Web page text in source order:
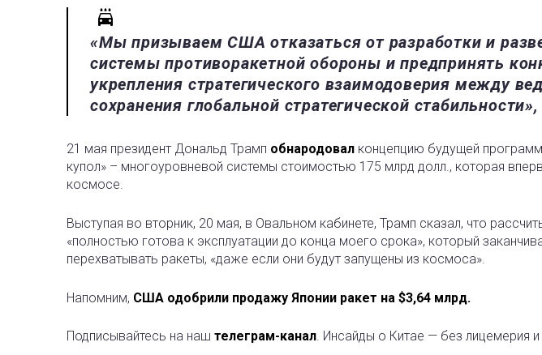
«Мы призываем США отказаться от разработки и
системы противоракетной обороны и предпринять
укрепления стратегического взаимодоверия между
сохранения глобальной стратегической
21 мая президент Дональд Трамп обнародовал концепцию будущей
купол» – многоуровневой системы стоимостью 175 млрд долл., которая
космосе.
Выступая во вторник, 20 мая, в Овальном кабинете, Трамп сказал, что
«полностью готова к эксплуатации до конца моего срока», который
перехватывать ракеты, «даже если они будут запущены из космоса».
Напомним, США одобрили продажу Японии ракет на $3,64 млрд.
Подписывайтесь на наш телеграм-канал. Инсайды о Китае — без лицемерия